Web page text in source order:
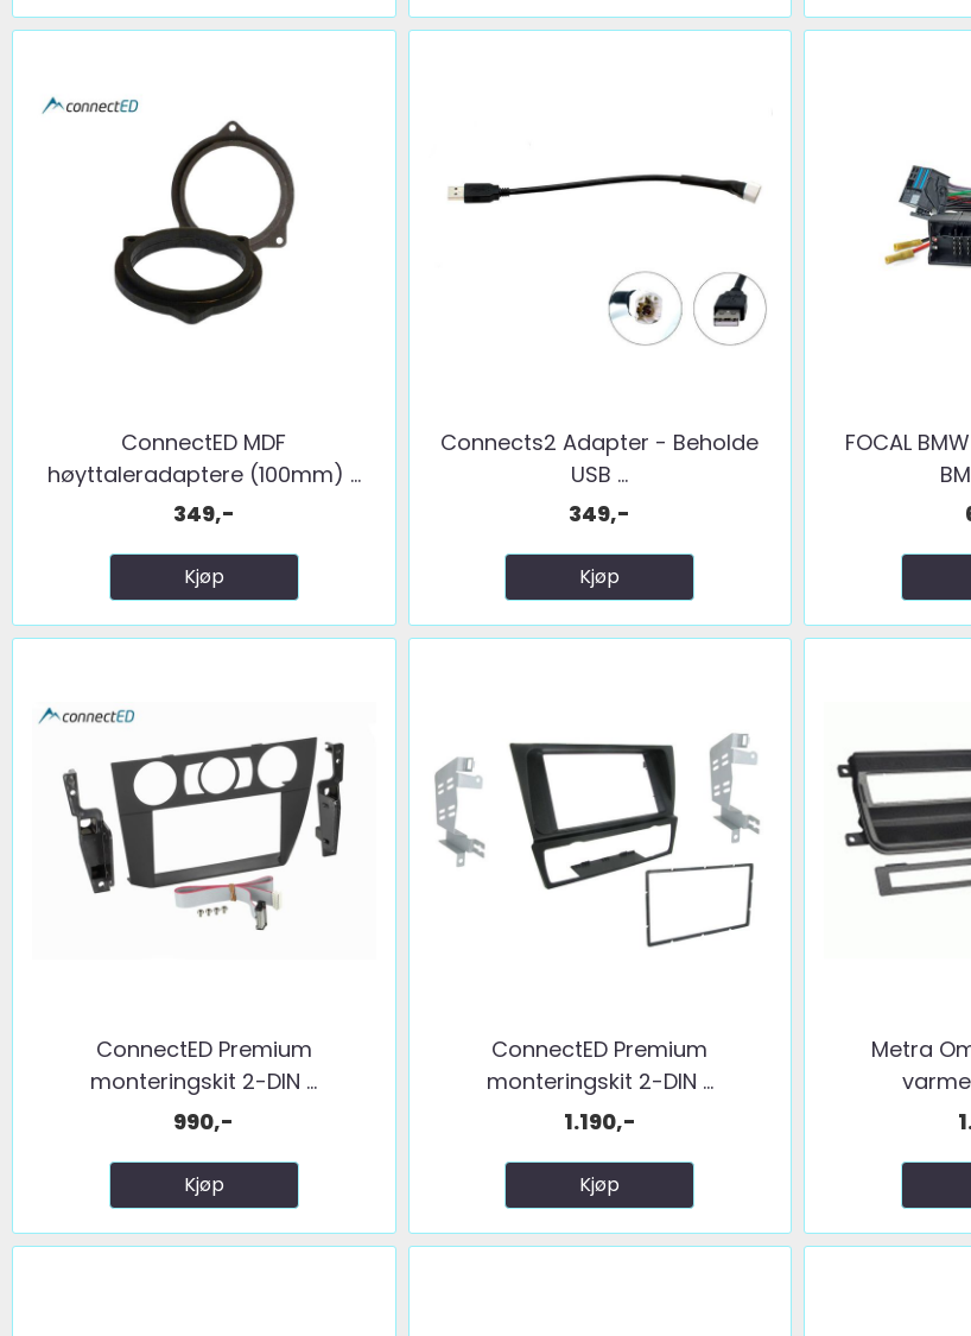
ConnectED MDF
høyttaleradaptere (100mm) ...
349,-
Kjøp
Connects2 Adapter - Beholde
USB ...
349,-
Kjøp
FOCAL
ConnectED Premium
monteringskit 2-DIN ...
990,-
Kjøp
ConnectED Premium
monteringskit 2-DIN ...
1.190,-
Kjøp
Metra